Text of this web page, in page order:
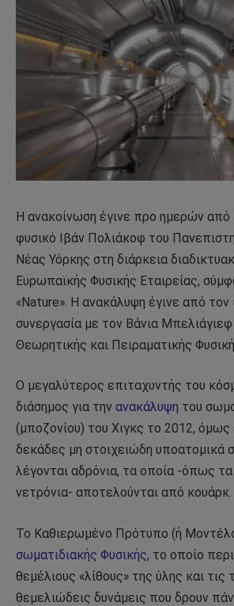
Η ανακοίνωση έγινε προ ημερών από
φυσικό Ιβάν Πολιάκοφ του
Νέας Υόρκης στη διάρκεια
Ευρωπαϊκής Φυσικής Εταιρείας,
«Nature». Η ανακάλυψη έγινε από τον
συνεργασία με τον Βάνια Μπελιάγιεφ
Θεωρητικής και Πειραματικής
Ο μεγαλύτερος επιταχυντής του
διάσημος για την ανακάλυψη του
(μποζονίου) του Χιγκς το 2012, όμως
δεκάδες μη στοιχειώδη υποατομικά
λέγονται αδρόνια, τα οποία -όπως
νετρόνια- αποτελούνται από κουάρκ.
Το Καθιερωμένο Πρότυπο (ή
σωματιδιακής Φυσικής, το οποίο
θεμέλιους «λίθους» της ύλης και τις
θεμελιώδεις δυνάμεις που δρουν